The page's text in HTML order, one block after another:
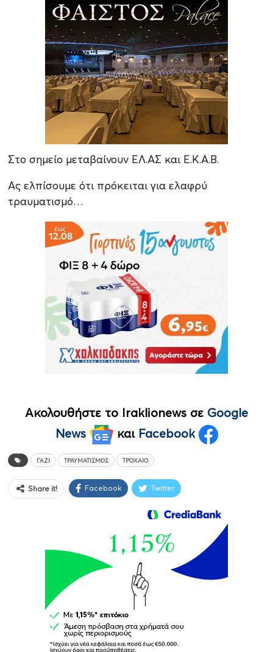
Στο σημείο μεταβαίνουν ΕΛ.ΑΣ και Ε.Κ.Α.Β.
Ας ελπίσουμε ότι πρόκειται για ελαφρύ
τραυματισμό…
Ακολουθήστε το Iraklionews σε Google
News
και Facebook
ΓΆΖΙ ΤΡΑΥΜΑΤΙΣΜΌΣ ΤΡΟΧΑΊΟ
Share it! Facebook Twitter